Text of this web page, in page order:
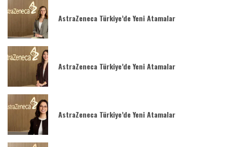
AstraZeneca Türkiye’de Yeni Atamalar
AstraZeneca Türkiye’de Yeni Atamalar
AstraZeneca Türkiye’de Yeni Atamalar